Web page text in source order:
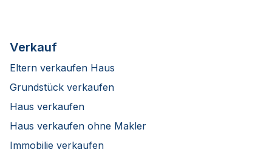
Verkauf
Eltern verkaufen Haus
Grundstück verkaufen
Haus verkaufen
Haus verkaufen ohne Makler
Immobilie verkaufen